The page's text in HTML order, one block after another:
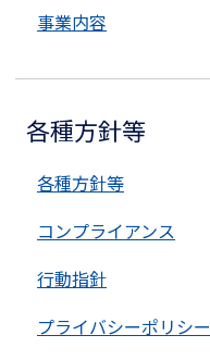
事業内容
各種方針等
各種方針等
コンプライアンス
行動指針
プライバシーポリシー